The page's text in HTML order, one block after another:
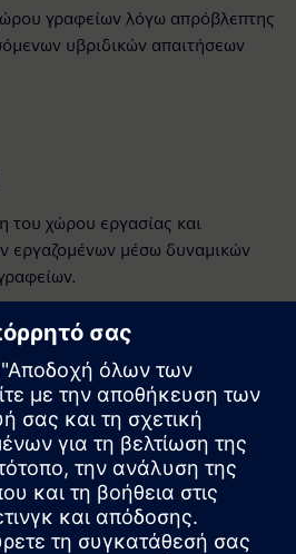
γραφείων λόγω απρόβλεπτης
υβριδικών απαιτήσεων
του χώρου εργασίας και
εργαζομένων μέσω δυναμικών
χώρου